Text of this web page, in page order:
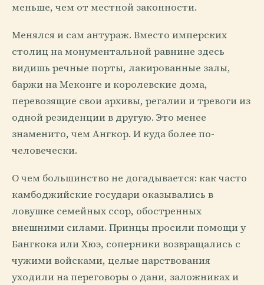
меньше, чем от местной законности.
Менялся и сам антураж. Вместо имперских
столиц на монументальной равнине здесь
видишь речные порты, лакированные залы,
баржи на Меконге и королевские дома,
перевозящие свои архивы, регалии и тревоги из
одной резиденции в другую. Это менее
знаменито, чем Ангкор. И куда более по-
человечески.
О чем большинство не догадывается: как часто
камбоджийские государи оказывались в
ловушке семейных ссор, обостренных
внешними силами. Принцы просили помощи у
Бангкока или Хюэ, соперники возвращались с
чужими войсками, целые царствования
уходили на переговоры о дани, заложниках и